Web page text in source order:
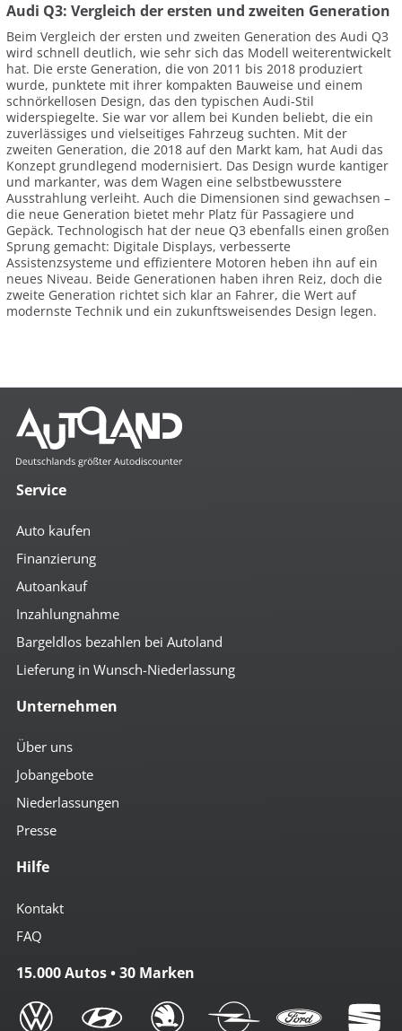
Audi Q3: Vergleich der ersten und zweiten Generation
Beim Vergleich der ersten und zweiten Generation des Audi Q3
wird schnell deutlich, wie sehr sich das Modell weiterentwickelt
hat. Die erste Generation, die von 2011 bis 2018 produziert
wurde, punktete mit ihrer kompakten Bauweise und einem
schnörkellosen Design, das den typischen Audi-Stil
widerspiegelte. Sie war vor allem bei Kunden beliebt, die ein
zuverlässiges und vielseitiges Fahrzeug suchten. Mit der
zweiten Generation, die 2018 auf den Markt kam, hat Audi das
Konzept grundlegend modernisiert. Das Design wurde kantiger
und markanter, was dem Wagen eine selbstbewusstere
Ausstrahlung verleiht. Auch die Dimensionen sind gewachsen –
die neue Generation bietet mehr Platz für Passagiere und
Gepäck. Technologisch hat der neue Q3 ebenfalls einen großen
Sprung gemacht: Digitale Displays, verbesserte
Assistenzsysteme und effizientere Motoren heben ihn auf ein
neues Niveau. Beide Generationen haben ihren Reiz, doch die
zweite Generation richtet sich klar an Fahrer, die Wert auf
modernste Technik und ein zukunftsweisendes Design legen.
Service
Auto kaufen
Finanzierung
Autoankauf
Inzahlungnahme
Bargeldlos bezahlen bei Autoland
Lieferung in Wunsch-Niederlassung
Unternehmen
Über uns
Jobangebote
Niederlassungen
Presse
Hilfe
Kontakt
FAQ
15.000 Autos • 30 Marken